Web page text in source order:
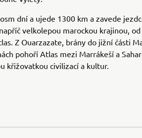
dní a ujede 1300 km a zavede
velkolepou marockou krajinou,
Z Ouarzazate, brány do jižní části
pohoří Atlas mezi Marrákeší a
křižovatkou civilizací a kultur.